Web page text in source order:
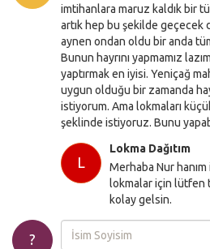
imtihanlara maruz kaldık bir
artık hep bu şekilde geçecek
aynen ondan oldu bir anda
Bunun hayrını yapmamız
yaptırmak en iyisi. Yeniçağ
uygun olduğu bir zamanda
istiyorum. Ama lokmaları
şeklinde istiyoruz. Bunu
L
Lokma Dağıtım
Merhaba Nur
lokmalar için lütfen
kolay gelsin.
?